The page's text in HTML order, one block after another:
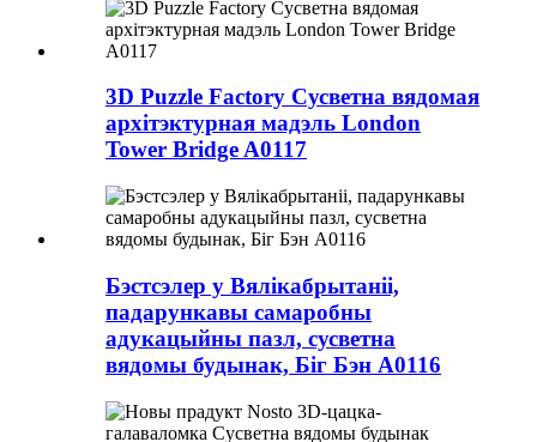
3D Puzzle Factory Сусветна вядомая
архітэктурная мадэль London
Tower Bridge A0117
Бэстсэлер у Вялікабрытаніі,
падарункавы самаробны
адукацыйны пазл, сусветна
вядомы будынак, Біг Бэн A0116